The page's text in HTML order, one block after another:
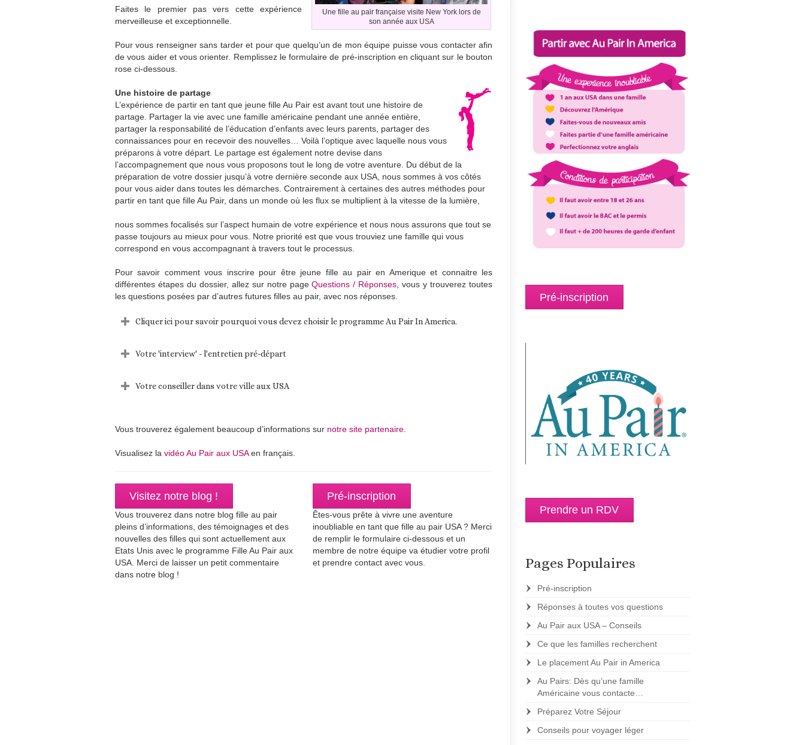
Une fille au pair française visite New York lors de
son année aux USA
Faites le premier pas vers cette expérience
merveilleuse et exceptionnelle.
Pour vous renseigner sans tarder et pour que quelqu’un de mon équipe puisse vous contacter afin
de vous aider et vous orienter. Remplissez le formulaire de pré-inscription en cliquant sur le bouton
rose ci-dessous.
Une histoire de partage
L’expérience de partir en tant que jeune fille Au Pair est avant tout une histoire de
partage. Partager la vie avec une famille américaine pendant une année entière,
partager la responsabilité de l’éducation d’enfants avec leurs parents, partager des
connaissances pour en recevoir des nouvelles… Voilà l’optique avec laquelle nous vous
préparons à votre départ. Le partage est également notre devise dans
l’accompagnement que nous vous proposons tout le long de votre aventure. Du début de la
préparation de votre dossier jusqu’à votre dernière seconde aux USA, nous sommes à vos côtés
pour vous aider dans toutes les démarches. Contrairement à certaines des autres méthodes pour
partir en tant que fille Au Pair, dans un monde où les flux se multiplient à la vitesse de la lumière,
nous sommes focalisés sur l’aspect humain de votre expérience et nous nous assurons que tout se
passe toujours au mieux pour vous. Notre priorité est que vous trouviez une famille qui vous
correspond en vous accompagnant à travers tout le processus.
Pour savoir comment vous inscrire pour être jeune fille au pair en Amerique et connaitre les
différentes étapes du dossier, allez sur notre pageQuestions / Réponses, vous y trouverez toutes
les questions posées par d’autres futures filles au pair, avec nos réponses.
Cliquer ici pour savoir pourquoi vous devez choisir le programme Au Pair In America.
Votre 'interview' - l'entretien pré-départ
Votre conseiller dans votre ville aux USA
Vous trouverez également beaucoup d’informations sur notre site partenaire.
Visualisez la vidéo Au Pair aux USAen français.
Visitez notre blog !
Vous trouverez dans notre blog fille au pair
pleins d’informations, des témoignages et des
nouvelles des filles qui sont actuellement aux
Etats Unis avec le programme Fille Au Pair aux
USA. Merci de laisser un petit commentaire
dans notre blog !
Pré-inscription
Êtes-vous prête à vivre une aventure
inoubliable en tant que fille au pair USA ? Merci
de remplir le formulaire ci-dessous et un
membre de notre équipe va étudier votre profil
et prendre contact avec vous.
Pré-inscription
Prendre un RDV
Pages Populaires
Pré-inscription
Réponses à toutes vos questions
Au Pair aux USA – Conseils
Ce que les familles recherchent
Le placement Au Pair in America
Au Pairs: Dès qu’une famille
Américaine vous contacte…
Préparez Votre Séjour
Conseils pour voyager léger